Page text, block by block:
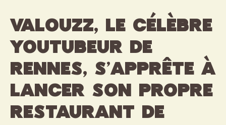
Valouzz, le célèbre
youtubeur de
Rennes, s’apprête à
lancer son propre
restaurant de